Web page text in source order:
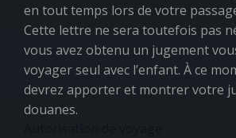
en tout temps lors de votre
Cette lettre ne sera toutefois pas
vous avez obtenu un jugement
voyager seul avec l’enfant. À ce
devrez apporter et montrer votre
douanes.